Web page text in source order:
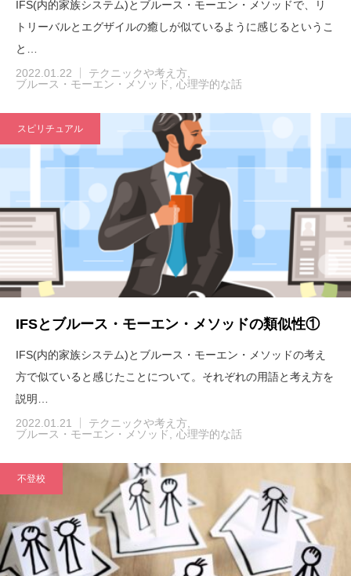
IFS(内的家族システム)とブルース・モーエン・メソッドで、リ
トリーバルとエグザイルの癒しが似ているように感じるというこ
と…
2022.01.22
テクニックや考え方
ブルース・モーエン・メソッド
心理学的な話
スピリチュアル
IFSとブルース・モーエン・メソッドの類似性①
IFS(内的家族システム)とブルース・モーエン・メソッドの考え
方で似ていると感じたことについて。それぞれの用語と考え方を
説明…
2022.01.21
テクニックや考え方
ブルース・モーエン・メソッド
心理学的な話
不登校